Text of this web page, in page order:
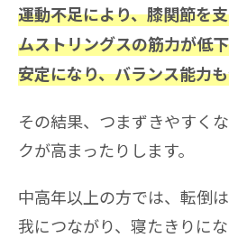
運動不足により、膝関節を
ムストリングスの筋力が低
安定になり、バランス能力
その結果、つまずきやすく
クが高まったりします。
中高年以上の方では、転倒
我につながり、寝たきりに